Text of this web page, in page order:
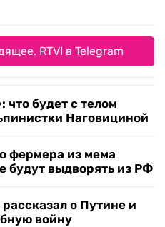
RTVI в Telegram
будет с телом
Наговициной
фермера из мема
будут выдворять из РФ
о Путине и
войну